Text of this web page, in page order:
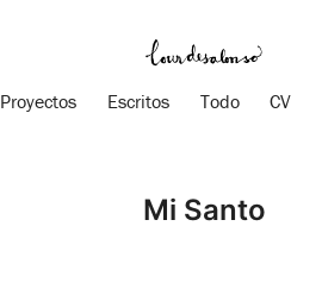
Proyectos Escritos Todo CV
Mi Santo